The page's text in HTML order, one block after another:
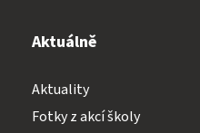
Aktuálně
Aktuality
Fotky z akcí školy